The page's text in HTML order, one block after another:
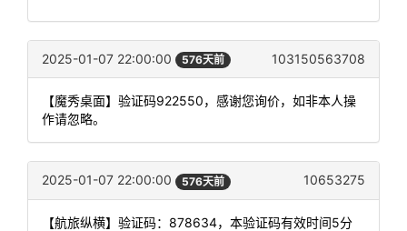
2025-01-07 22:00:00 576天前 103150563708
【魔秀桌面】验证码922550，感谢您询价，如非本人操
作请忽略。
2025-01-07 22:00:00 576天前 10653275
【航旅纵横】验证码：878634，本验证码有效时间5分